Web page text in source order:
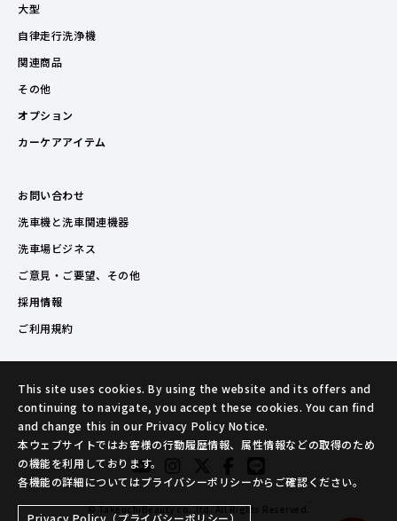
大型
自律走行洗浄機
関連商品
その他
オプション
カーケアアイテム
お問い合わせ
洗車機と洗車関連機器
洗車場ビジネス
ご意見・ご要望、その他
採用情報
ご利用規約
© TakeuchiBeauty co.,ltd. All Rights Reserved.
This site uses cookies. By using the website and its offers and
continuing to navigate, you accept these cookies. You can find
and change this in our Privacy Policy Notice.
本ウェブサイトではお客様の行動履歴情報、属性情報などの取得のため
の機能を利用しております。
各機能の詳細についてはプライバシーポリシーからご確認ください。
Privacy Policy（プライバシーポリシー）